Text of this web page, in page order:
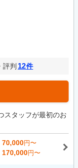
評判 12件
スタッフが最初のお
70,000円〜
170,000円〜